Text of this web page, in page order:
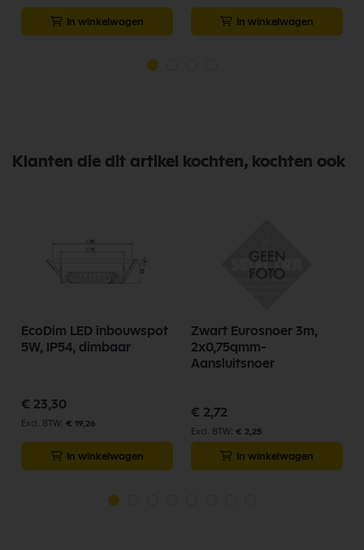
In winkelwagen In winkelwagen
Klanten die dit artikel kochten, kochten ook
EcoDim LED inbouwspot
5W, IP54, dimbaar
€ 23,30
€ 19,26
In winkelwagen
Zwart Eurosnoer 3m,
2x0,75qmm-
Aansluitsnoer
€ 2,72
€ 2,25
In winkelwagen